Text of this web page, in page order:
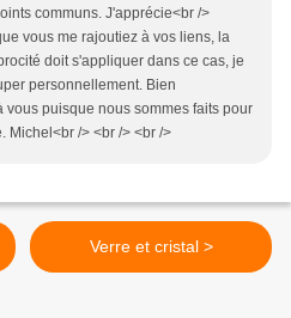
communs. J'apprécie<br />
vous me rajoutiez à vos liens, la
doit s'appliquer dans ce cas, je
personnellement. Bien
vous puisque nous sommes faits pour
Michel<br /> <br /> <br />
Verre et cristal >